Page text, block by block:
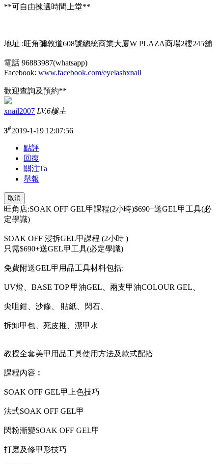
**可自由揀選時間上堂**
地址 :旺角彌敦道608號總統商業大廈W PLAZA商場2樓245舖
電話 96883987(whatsapp)
Facebook: www.facebook.com/eyelashxnail
歡迎查詢及預約**
xnail2007 LV.6樓主
3#2019-1-19 12:07:56
點評
回復
關注Ta
舉報
取消
旺角店:SOAK OFF GEL甲課程(2小時)$690+送GEL甲工具(必
定學識)
SOAK OFF 浸拆GEL甲課程 (2小時 )
只需$690+送GEL甲工具(必定學識)
免費附送GEL甲用品工具材料包括:
UV燈、BASE TOP 甲油GEL、兩支甲油COLOUR GEL、
尖咀鉗、沙條、 貼紙、閃石、
拆卸甲包、死皮推、潔甲水
教授全套美甲用品工具使用方法及款式配搭
課程內容︰
SOAK OFF GEL甲上色技巧
法式SOAK OFF GEL甲
閃粉漸變SOAK OFF GEL甲
打磨及修甲形技巧